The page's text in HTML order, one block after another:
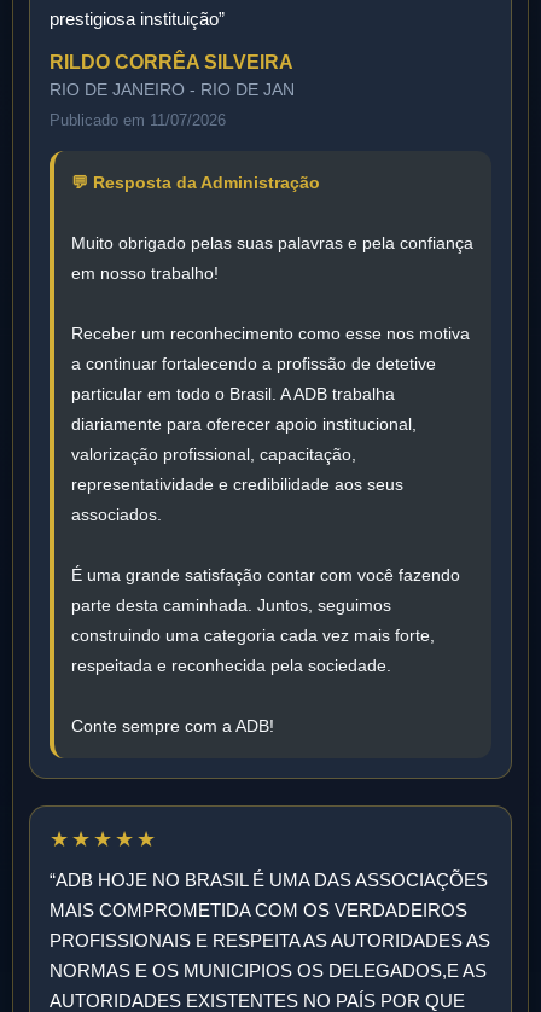
prestigiosa instituição”
RILDO CORRÊA SILVEIRA
RIO DE JANEIRO - RIO DE JAN
Publicado em 11/07/2026
💬 Resposta da Administração
Muito obrigado pelas suas palavras e pela confiança
em nosso trabalho!
Receber um reconhecimento como esse nos motiva
a continuar fortalecendo a profissão de detetive
particular em todo o Brasil. A ADB trabalha
diariamente para oferecer apoio institucional,
valorização profissional, capacitação,
representatividade e credibilidade aos seus
associados.
É uma grande satisfação contar com você fazendo
parte desta caminhada. Juntos, seguimos
construindo uma categoria cada vez mais forte,
respeitada e reconhecida pela sociedade.
Conte sempre com a ADB!
★★★★★
“ADB HOJE NO BRASIL É UMA DAS ASSOCIAÇÕES
MAIS COMPROMETIDA COM OS VERDADEIROS
PROFISSIONAIS E RESPEITA AS AUTORIDADES AS
NORMAS E OS MUNICIPIOS OS DELEGADOS,E AS
AUTORIDADES EXISTENTES NO PAÍS POR QUE